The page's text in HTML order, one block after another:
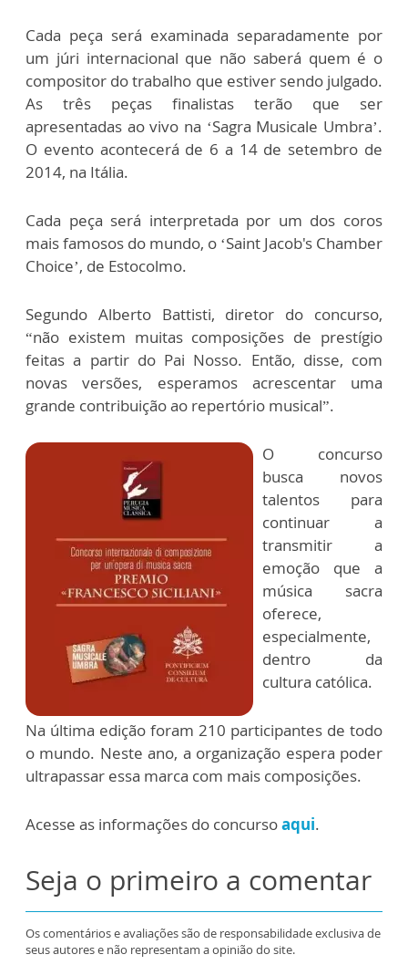
Cada peça será examinada separadamente por
um júri internacional que não saberá quem é o
compositor do trabalho que estiver sendo julgado.
As três peças finalistas terão que ser
apresentadas ao vivo na ‘Sagra Musicale Umbra’.
O evento acontecerá de 6 a 14 de setembro de
2014, na Itália.
Cada peça será interpretada por um dos coros
mais famosos do mundo, o ‘Saint Jacob's Chamber
Choice’, de Estocolmo.
Segundo Alberto Battisti, diretor do concurso,
“não existem muitas composições de prestígio
feitas a partir do Pai Nosso. Então, disse, com
novas versões, esperamos acrescentar uma
grande contribuição ao repertório musical”.
O concurso
busca novos
talentos para
continuar a
transmitir a
emoção que a
música sacra
oferece,
especialmente,
dentro da
cultura católica.
Na última edição foram 210 participantes de todo
o mundo. Neste ano, a organização espera poder
ultrapassar essa marca com mais composições.
Acesse as informações do concursoaqui.
Seja o primeiro a comentar
Os comentários e avaliações são de responsabilidade exclusiva de
seus autores e não representam a opinião do site.